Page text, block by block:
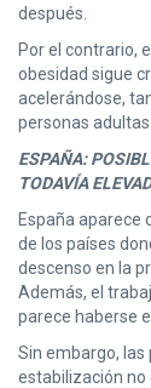
después.
Por el contrario,
obesidad sigue
acelerándose,
personas adultas.
ESPAÑA:
TODAVÍA
España aparece
de los países
descenso en la
Además, el
parece haberse
Sin embargo,
estabilización